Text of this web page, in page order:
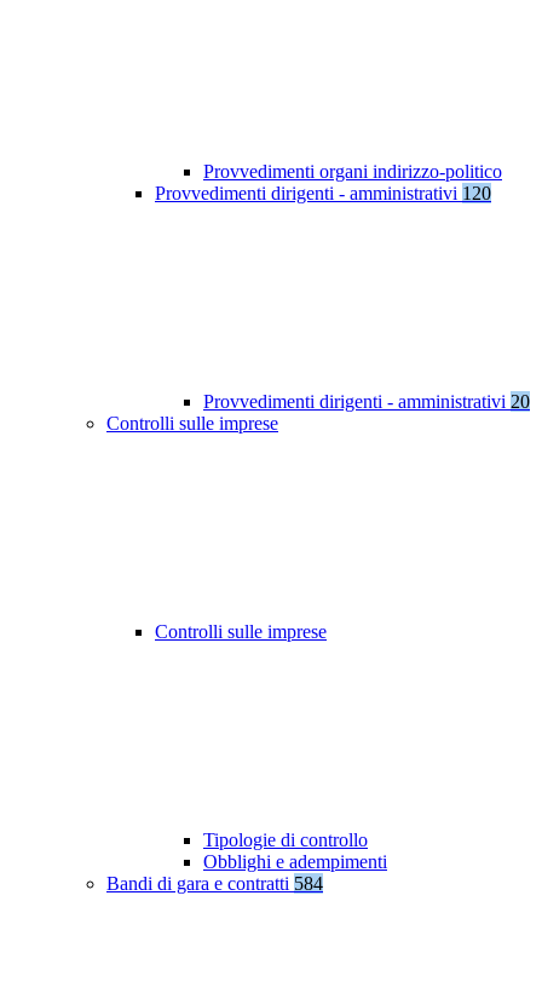
Provvedimenti organi indirizzo-politico
Provvedimenti dirigenti - amministrativi 120
Provvedimenti dirigenti - amministrativi 20
Controlli sulle imprese
Controlli sulle imprese
Tipologie di controllo
Obblighi e adempimenti
Bandi di gara e contratti 584